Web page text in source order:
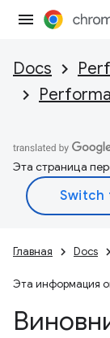
Docs
Эта страница
Главная Docs
Эта информация